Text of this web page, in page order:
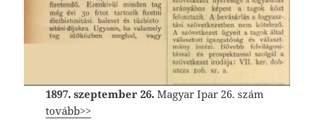
1897. szeptember 26. Magyar Ipar 26. szám
tovább>>